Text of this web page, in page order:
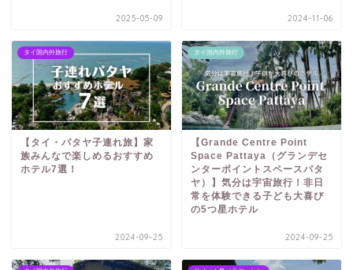
2025-05-09 2024-11-06
タイ国内外旅行
【タイ・パタヤ子連れ旅】家
族みんなで楽しめるおすすめ
ホテル7選！
2024-09-25
タイ国内外旅行
【Grande Centre Point
Space Pattaya（グランデセ
ンターポイントスペースパタ
ヤ）】気分は宇宙旅行！非日
常を体験できる子ども大喜び
の5つ星ホテル
2024-09-25